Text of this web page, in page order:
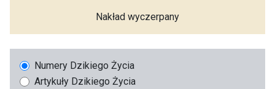
Nakład wyczerpany
Numery Dzikiego Życia
Artykuły Dzikiego Życia